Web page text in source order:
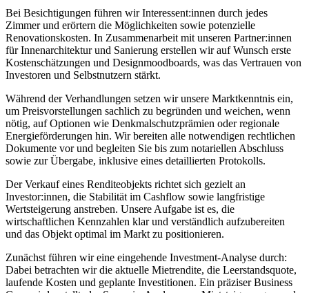
Bei Besichtigungen führen wir Interessent:innen durch jedes
Zimmer und erörtern die Möglichkeiten sowie potenzielle
Renovationskosten. In Zusammenarbeit mit unseren Partner:innen
für Innenarchitektur und Sanierung erstellen wir auf Wunsch erste
Kostenschätzungen und Designmoodboards, was das Vertrauen von
Investoren und Selbstnutzern stärkt.
Während der Verhandlungen setzen wir unsere Marktkenntnis ein,
um Preisvorstellungen sachlich zu begründen und weichen, wenn
nötig, auf Optionen wie Denkmalschutzprämien oder regionale
Energieförderungen hin. Wir bereiten alle notwendigen rechtlichen
Dokumente vor und begleiten Sie bis zum notariellen Abschluss
sowie zur Übergabe, inklusive eines detaillierten Protokolls.
Der Verkauf eines Renditeobjekts richtet sich gezielt an
Investor:innen, die Stabilität im Cashflow sowie langfristige
Wertsteigerung anstreben. Unsere Aufgabe ist es, die
wirtschaftlichen Kennzahlen klar und verständlich aufzubereiten
und das Objekt optimal im Markt zu positionieren.
Zunächst führen wir eine eingehende Investment-Analyse durch:
Dabei betrachten wir die aktuelle Mietrendite, die Leerstandsquote,
laufende Kosten und geplante Investitionen. Ein präziser Business